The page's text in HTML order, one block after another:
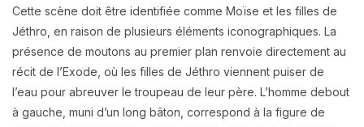
Cette scène doit être identifiée comme Moïse et les filles de
Jéthro, en raison de plusieurs éléments iconographiques. La
présence de moutons au premier plan renvoie directement au
récit de l’Exode, où les filles de Jéthro viennent puiser de
l’eau pour abreuver le troupeau de leur père. L’homme debout
à gauche, muni d’un long bâton, correspond à la figure de